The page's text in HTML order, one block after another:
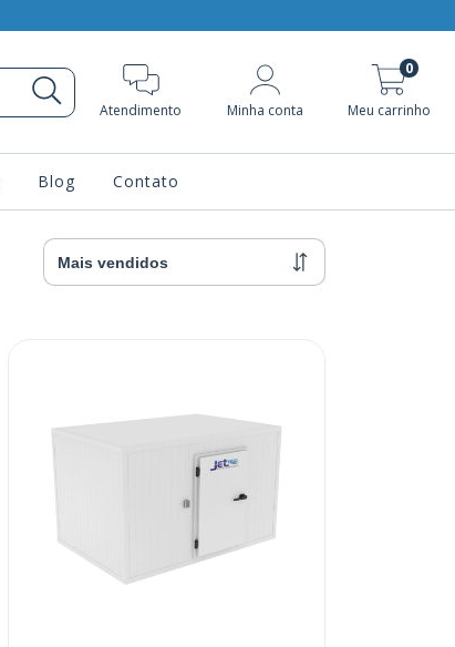
Atendimento Minha conta Meu carrinho
0
Blog Contato